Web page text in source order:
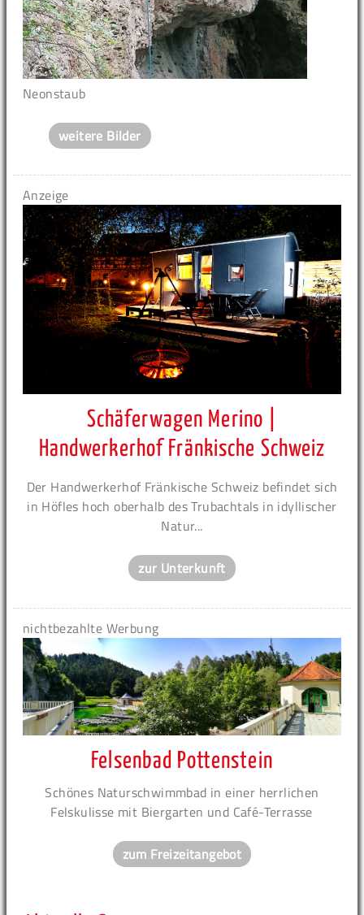
Neonstaub
weitere Bilder
Anzeige
Schäferwagen Merino |
Handwerkerhof Fränkische Schweiz
Der Handwerkerhof Fränkische Schweiz befindet sich
in Höfles hoch oberhalb des Trubachtals in idyllischer
Natur...
zur Unterkunft
nichtbezahlte Werbung
Felsenbad Pottenstein
Schönes Naturschwimmbad in einer herrlichen
Felskulisse mit Biergarten und Café-Terrasse
zum Freizeitangebot